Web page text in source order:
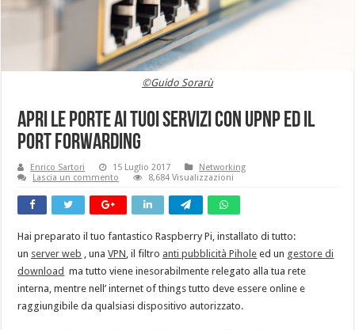
©Guido Sorarù
Apri le porte ai tuoi servizi con UPNP ed il
Port Forwarding
Enrico Sartori 15 Luglio 2017
Networking
Lascia un commento
8,684 Visualizzazioni
Hai preparato il tuo fantastico Raspberry Pi, installato di tutto:
un server web , unaVPN , il filtro anti pubblicità Pihole ed un gestore di
download ma tutto viene inesorabilmente relegato alla tua rete
interna, mentre nell’ internet of things tutto deve essere online e
raggiungibile da qualsiasi dispositivo autorizzato.